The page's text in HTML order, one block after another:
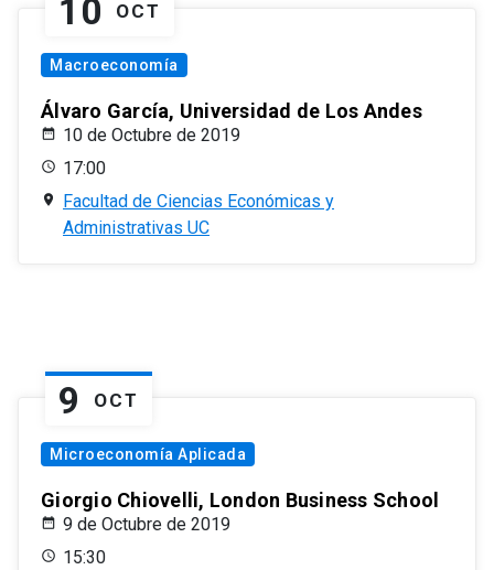
10 OCT
Macroeconomía
Álvaro García, Universidad de Los Andes
10 de Octubre de 2019
17:00
Facultad de Ciencias Económicas y
Administrativas UC
9 OCT
Microeconomía Aplicada
Giorgio Chiovelli, London Business School
9 de Octubre de 2019
15:30